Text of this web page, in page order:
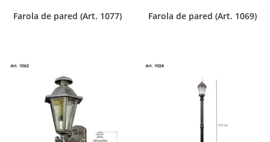
Farola de pared (Art. 1077) Farola de pared (Art. 1069)